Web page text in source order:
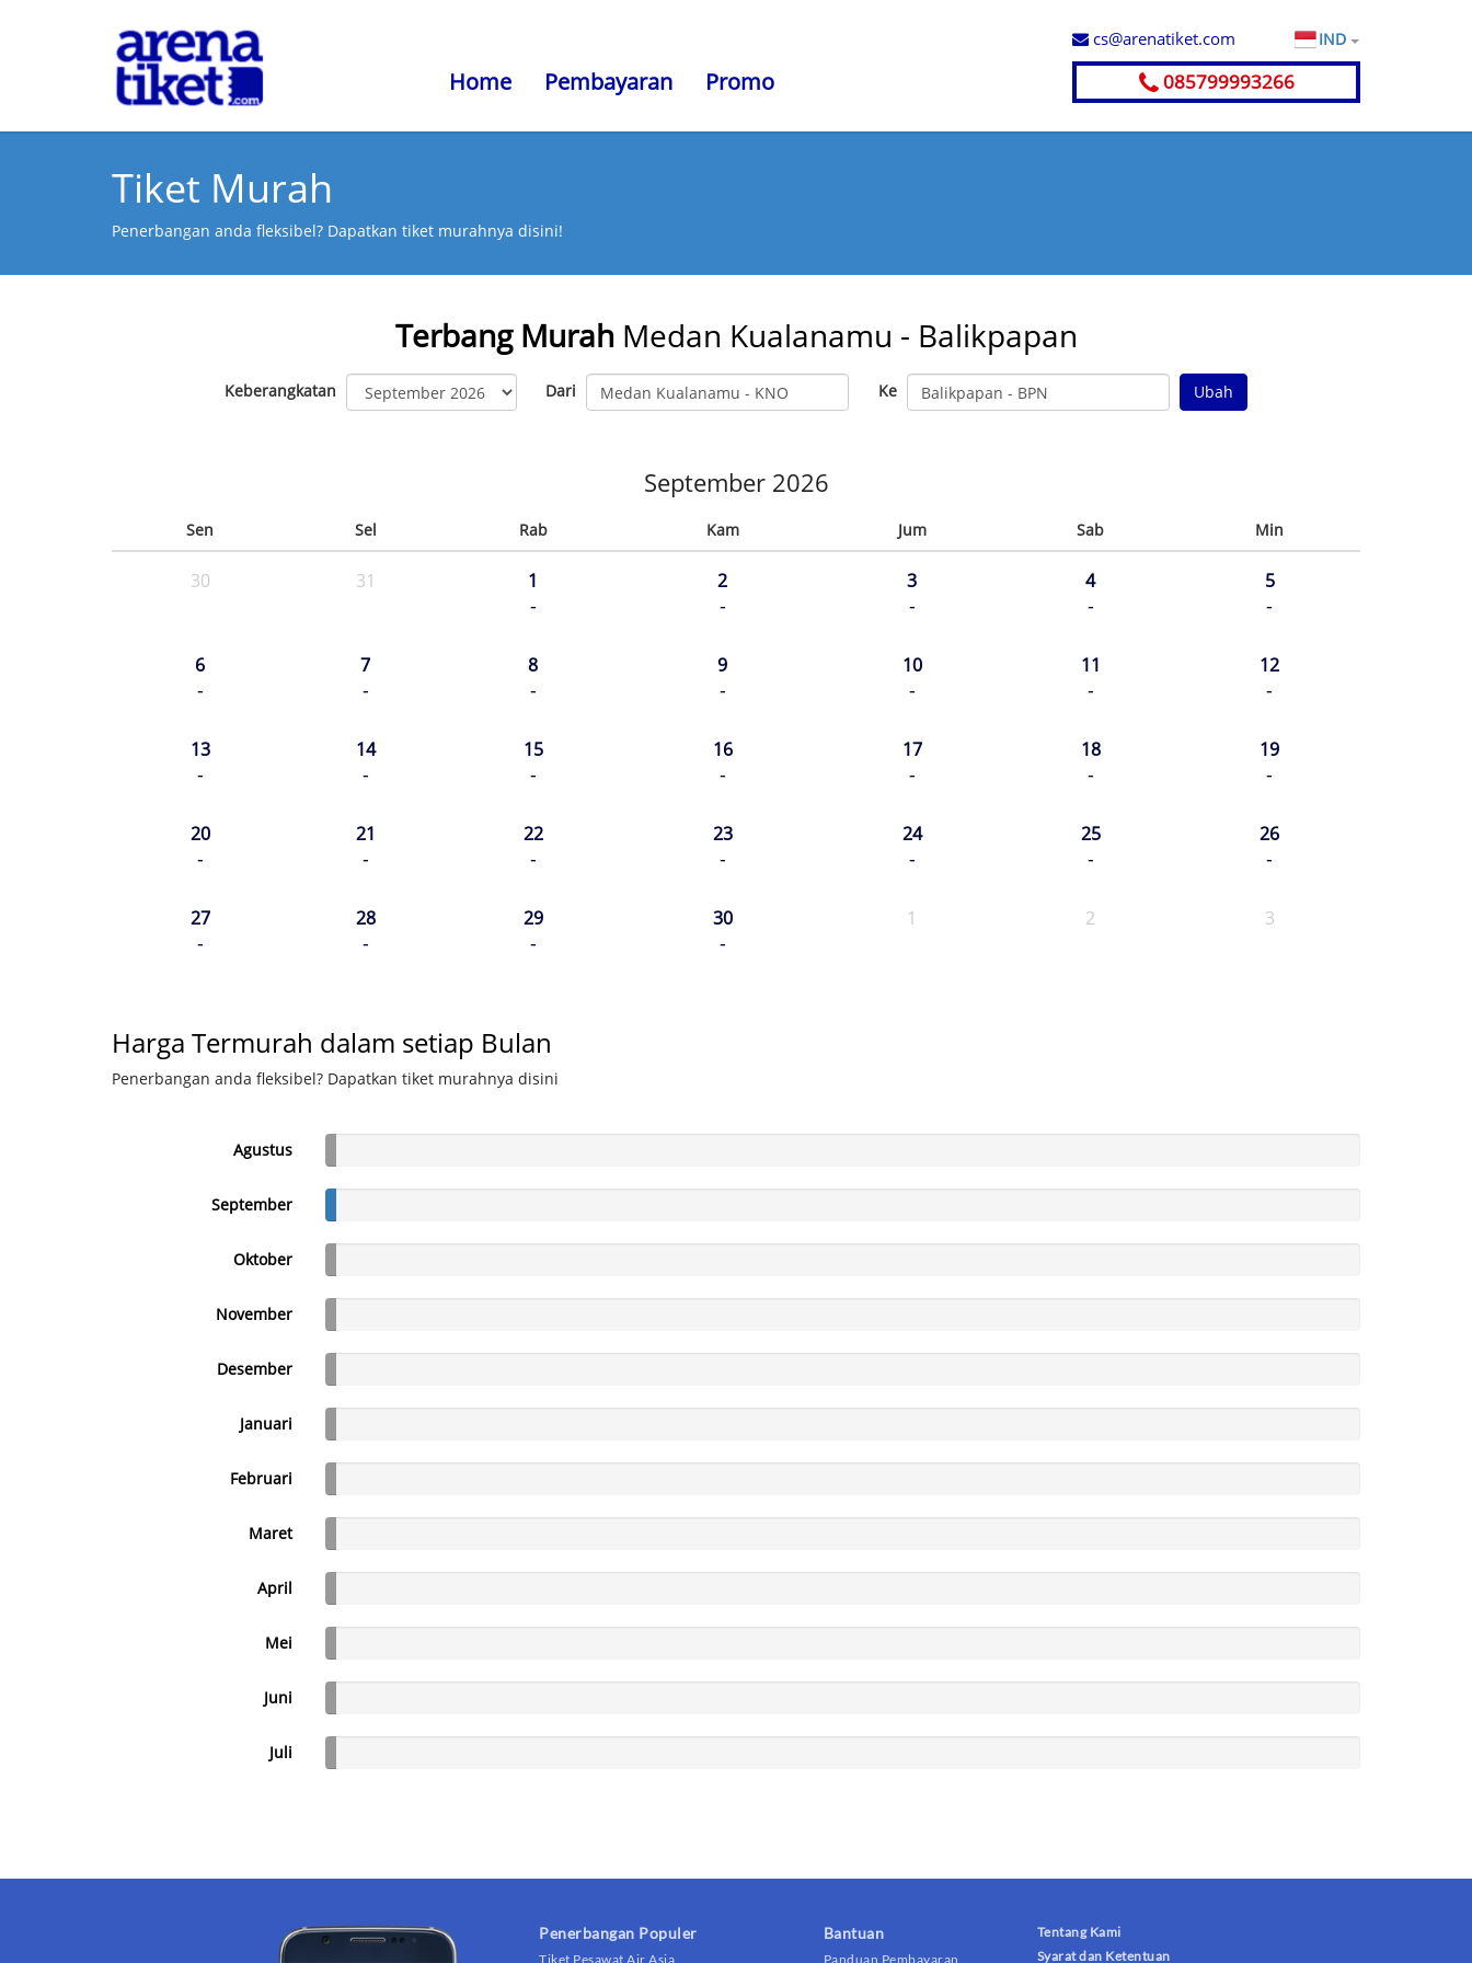
Home Pembayaran Promo
cs@arenatiket.com IND
085799993266
Tiket Murah
Penerbangan anda fleksibel? Dapatkan tiket murahnya disini!
Terbang Murah Medan Kualanamu - Balikpapan
Keberangkatan Dari Ke Ubah
September 2026
Sen Sel Rab Kam Jum Sab Min
30 31 1
-
2
-
3
-
4
-
5
-
6
-
7
-
8
-
9
-
10
-
11
-
12
-
13
-
14
-
15
-
16
-
17
-
18
-
19
-
20
-
21
-
22
-
23
-
24
-
25
-
26
-
27
-
28
-
29
-
30
-
1 2 3
Harga Termurah dalam setiap Bulan
Penerbangan anda fleksibel? Dapatkan tiket murahnya disini
Agustus
September
Oktober
November
Desember
Januari
Februari
Maret
April
Mei
Juni
Juli
Penerbangan Populer
Tiket Pesawat Air Asia
Bantuan
Panduan Pembayaran
Tentang Kami
Syarat dan Ketentuan